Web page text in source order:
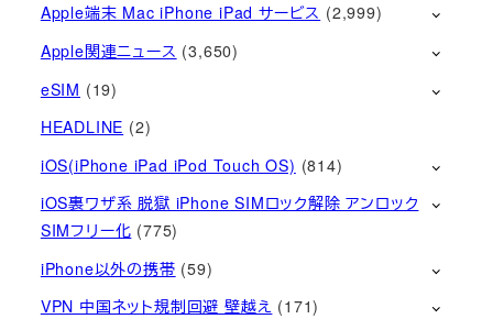
Apple端末 Mac iPhone iPad サービス (2,999)
Apple関連ニュース (3,650)
eSIM (19)
HEADLINE (2)
iOS(iPhone iPad iPod Touch OS) (814)
iOS裏ワザ系 脱獄 iPhone SIMロック解除 アンロック
SIMフリー化 (775)
iPhone以外の携帯 (59)
VPN 中国ネット規制回避 壁越え (171)